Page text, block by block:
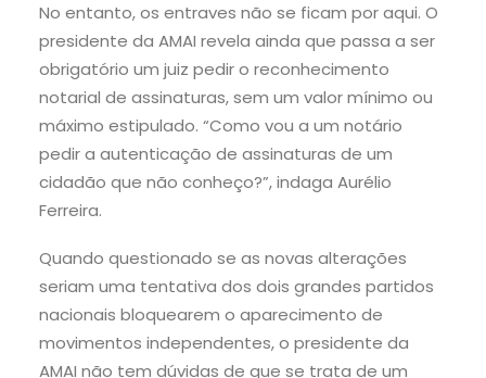
No entanto, os entraves não se ficam por aqui. O
presidente da AMAI revela ainda que passa a ser
obrigatório um juiz pedir o reconhecimento
notarial de assinaturas, sem um valor mínimo ou
máximo estipulado. “Como vou a um notário
pedir a autenticação de assinaturas de um
cidadão que não conheço?”, indaga Aurélio
Ferreira.
Quando questionado se as novas alterações
seriam uma tentativa dos dois grandes partidos
nacionais bloquearem o aparecimento de
movimentos independentes, o presidente da
AMAI não tem dúvidas de que se trata de um